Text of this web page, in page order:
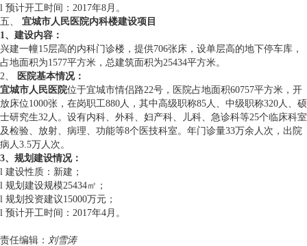
l 预计开工时间：2017年8月。
五、 宜城市人民医院内科楼建设项目
1、 建设内容：
兴建一幢15层高的内科门诊楼，提供706张床，设单层高的地下停车库，
占地面积为1577平方米，总建筑面积为25434平方米。
2、
医院基本情况：
宜城市人民医院位于宜城市情侣路22号，医院占地面积60757平方米，开
放床位1000张，在岗职工880人，其中高级职称85人、中级职称320人、硕
士研究生32人。设有内科、外科、妇产科、儿科、急诊科等25个临床科室
及检验、放射、病理、功能等8个医技科室。年门诊量33万余人次，出院
病人3.5万人次。
3、规划建设情况：
l 建设性质：新建；
l 规划建设规模25434㎡；
l 规划投资建议15000万元；
l 预计开工时间：2017年4月。
责任编辑： 刘雪涛